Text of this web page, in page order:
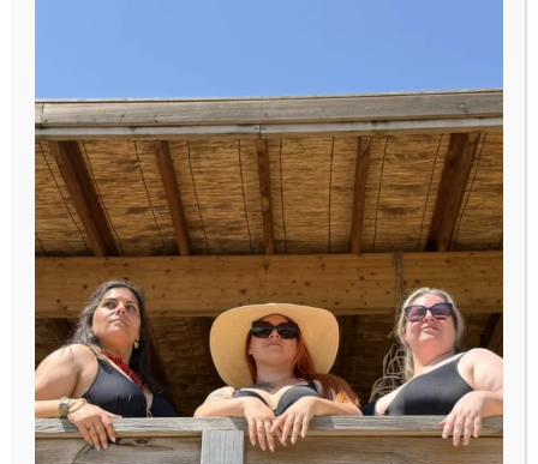
Ce sont souvent des histoires de confort retrouvé, de
confiance, de découvertes de nouvelles tailles ou
simplement de femmes qui se sentent enfin écoutées
et conseillées sans jugement.
Et en tant que boutique indépendante spécialisée en
fitting lingerie près de Nîmes et Montpellier, ces avis
jouent un rôle essentiel.